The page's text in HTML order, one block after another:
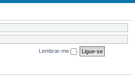
a
Lembrar-me